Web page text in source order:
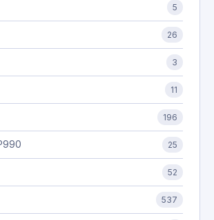
5
26
3
11
196
25
52
537